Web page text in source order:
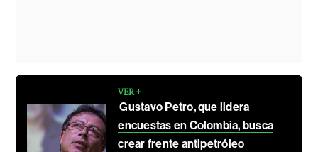
VER +
Gustavo Petro, que lidera
encuestas en Colombia, busca
crear frente antipetróleo